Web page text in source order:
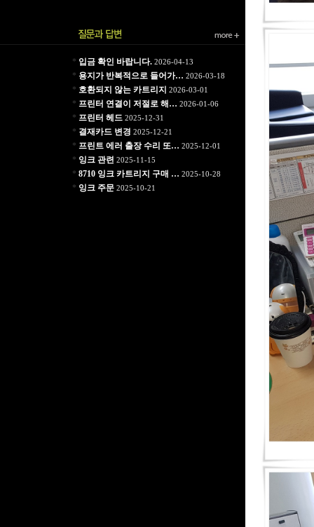
* 입금 확인 바랍니다.2026-04-13
* 용지가 반복적으로 들어가… 2026-03-18
* 호환되지 않는 카트리지 2026-03-01
* 프린터 연결이 저절로 해… 2026-01-06
* 프린터 헤드 2025-12-31
* 결재카드 변경 2025-12-21
* 프린트 에러 출장 수리 또… 2025-12-01
* 잉크 관련 2025-11-15
* 8710 잉크 카트리지 구매 … 2025-10-28
* 잉크 주문2025-10-21